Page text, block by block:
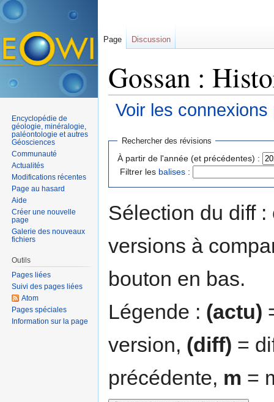
Gossan :
Voir les
Rechercher des révisions
À partir de l'année (et précédentes) :
Filtrer les balises :
Sélection du diff
versions à
bouton en bas.
Légende : (actu)
version, (diff) =
précédente, m =
Page Discussion
Encyclopédie de
géologie, minéralogie,
paléontologie et autres
Géosciences
Communauté
Actualités
Modifications récentes
Page au hasard
Aide
Créer une nouvelle
page
Galerie des nouveaux
fichiers
Outils
Pages liées
Suivi des pages liées
Atom
Pages spéciales
Information sur la page